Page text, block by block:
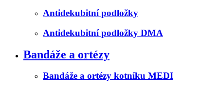
Antidekubitní podložky
Antidekubitní podložky DMA
Bandáže a ortézy
Bandáže a ortézy kotníku MEDI